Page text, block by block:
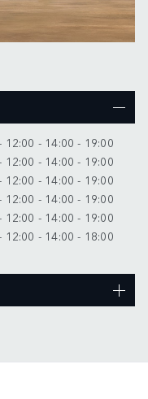
12:00 - 14:00 - 19:00
12:00 - 14:00 - 19:00
12:00 - 14:00 - 19:00
12:00 - 14:00 - 19:00
12:00 - 14:00 - 19:00
12:00 - 14:00 - 18:00